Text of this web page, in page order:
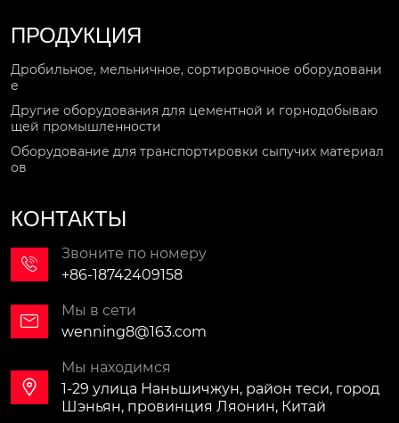
ПРОДУКЦИЯ
Дробильное, мельничное, сортировочное оборудовани
е
Другие оборудования для цементной и горнодобываю
щей промышленности
Оборудование для транспортировки сыпучих материал
ов
КОНТАКТЫ

Звоните по номеру
+86-18742409158

Мы в сети
wenning8@163.com

Мы находимся
1-29 улица Наньшичжун, район теси, город
Шэньян, провинция Ляонин, Китай